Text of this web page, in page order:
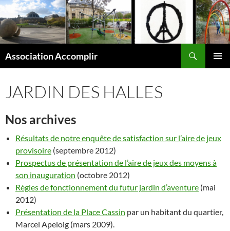
Aller
au
contenu
Association Accomplir
JARDIN DES HALLES
Nos archives
Résultats de notre enquête de satisfaction sur l’aire de jeux
provisoire (septembre 2012)
Prospectus de présentation de l’aire de jeux des moyens à
son inauguration (octobre 2012)
Règles de fonctionnement du futur jardin d’aventure (mai
2012)
Présentation de la Place Cassin par un habitant du quartier,
Marcel Apeloig (mars 2009).